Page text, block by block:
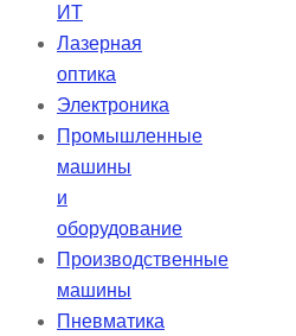
ИТ
Лазерная
оптика
Электроника
Промышленные
машины
и
оборудование
Производственные
машины
Пневматика